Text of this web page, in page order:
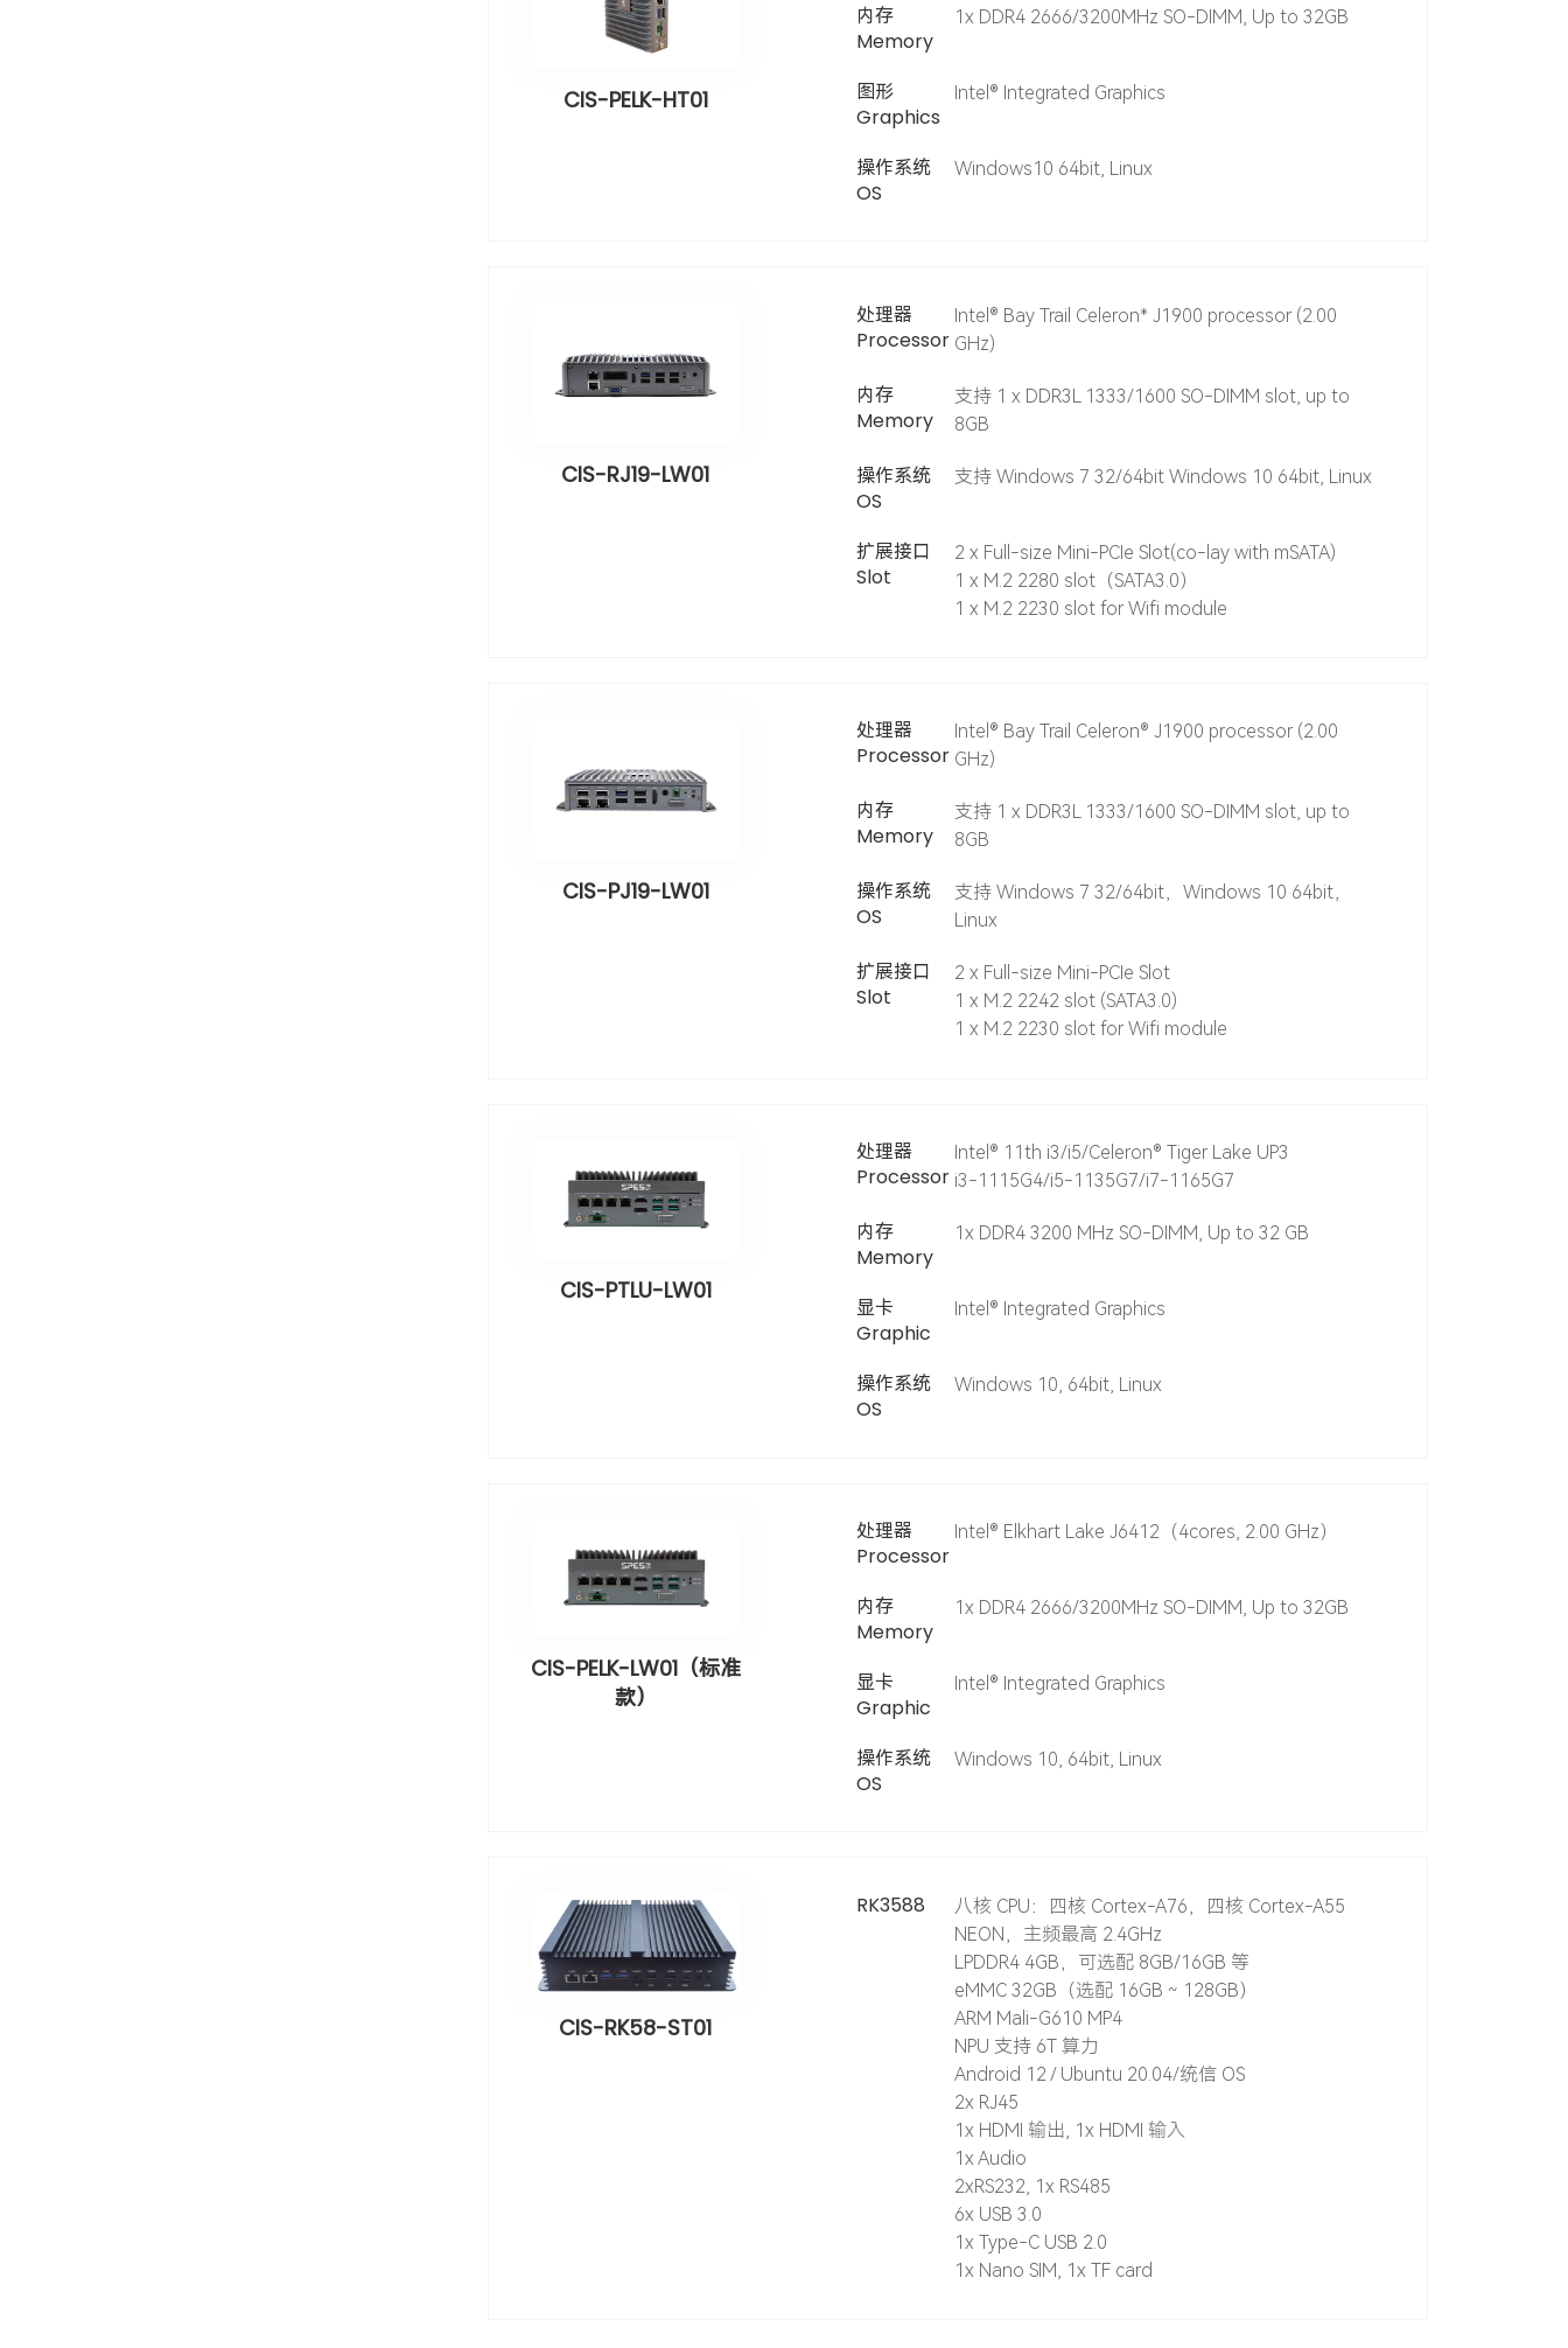
CIS-PELK-HT01
内存
Memory
1x DDR4 2666/3200MHz SO-DIMM, Up to 32GB
图形
Graphics
Intel® Integrated Graphics
操作系统
OS
Windows10 64bit, Linux
CIS-RJ19-LW01
处理器
Processor
Intel® Bay Trail Celeron* J1900 processor (2.00
GHz)
内存
Memory
支持 1 x DDR3L 1333/1600 SO-DIMM slot, up to
8GB
操作系统
OS
支持 Windows 7 32/64bit Windows 10 64bit, Linux
扩展接口
Slot
2 x Full-size Mini-PCIe Slot(co-lay with mSATA)
1 x M.2 2280 slot（SATA3.0）
1 x M.2 2230 slot for Wifi module
CIS-PJ19-LW01
处理器
Processor
Intel® Bay Trail Celeron® J1900 processor (2.00
GHz)
内存
Memory
支持 1 x DDR3L 1333/1600 SO-DIMM slot, up to
8GB
操作系统
OS
支持 Windows 7 32/64bit，Windows 10 64bit，
Linux
扩展接口
Slot
2 x Full-size Mini-PCIe Slot
1 x M.2 2242 slot (SATA3.0)
1 x M.2 2230 slot for Wifi module
CIS-PTLU-LW01
处理器
Processor
Intel® 11th i3/i5/Celeron® Tiger Lake UP3
i3-1115G4/i5-1135G7/i7-1165G7
内存
Memory
1x DDR4 3200 MHz SO-DIMM, Up to 32 GB
显卡
Graphic
Intel® Integrated Graphics
操作系统
OS
Windows 10, 64bit, Linux
CIS-PELK-LW01（标准
款）
处理器
Processor
Intel® Elkhart Lake J6412（4cores, 2.00 GHz）
内存
Memory
1x DDR4 2666/3200MHz SO-DIMM, Up to 32GB
显卡
Graphic
Intel® Integrated Graphics
操作系统
OS
Windows 10, 64bit, Linux
CIS-RK58-ST01
RK3588
八核 CPU：四核 Cortex-A76，四核 Cortex-A55
NEON，主频最高 2.4GHz
LPDDR4 4GB，可选配 8GB/16GB 等
eMMC 32GB（选配 16GB ~ 128GB）
ARM Mali-G610 MP4
NPU 支持 6T 算力
Android 12 / Ubuntu 20.04/统信 OS
2x RJ45
1x HDMI 输出, 1x HDMI 输入
1x Audio
2xRS232, 1x RS485
6x USB 3.0
1x Type-C USB 2.0
1x Nano SIM, 1x TF card